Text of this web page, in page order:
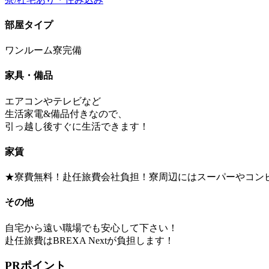
部屋タイプ
ワンルーム寮完備
家具・備品
エアコンやテレビなど
生活家電&備品付きなので、
引っ越し後すぐに生活できます！
家賃
★寮費無料！赴任旅費会社負担！寮周辺にはスーパーやコン
その他
自宅から遠い職場でも安心して下さい！
赴任旅費はBREXA Nextが負担します！
PRポイント